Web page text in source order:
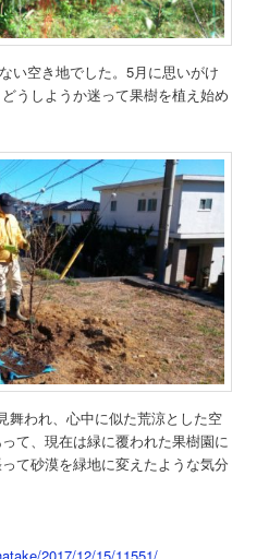
い空き地でした。5月に思いがけ
うしようか迷って果樹を植え始め
舞われ、心中に似た荒涼とした空
て、現在は緑に覆われた果樹園に
て砂漠を緑地に変えたような気分